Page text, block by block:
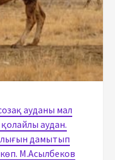
ауданы мал
аудан.
дамытып
М.Асылбеков